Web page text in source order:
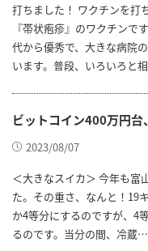
打ちました！ ワクチンを打
『帯状疱疹』のワクチンで
代から優秀で、大きな病院
います。普段、いろいろと
ビットコイン400万円
2023/08/07
＜大きなスイカ＞ 今年も富
た。その重さ、なんと！19
か4等分にするのですが、4
るのです。当分の間、冷蔵…